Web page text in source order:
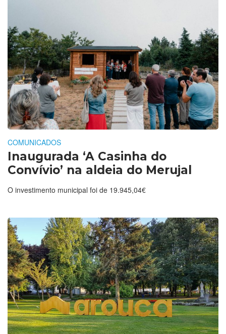
COMUNICADOS
Inaugurada ‘A Casinha do
Convívio’ na aldeia do Merujal
O investimento municipal foi de 19.945,04€